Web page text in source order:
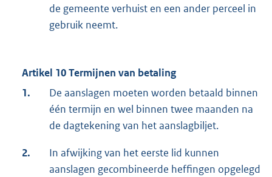
de gemeente verhuist en een ander perceel in
gebruik neemt.
Artikel 10 Termijnen van betaling
1.
De aanslagen moeten worden betaald binnen
één termijn en wel binnen twee maanden na
de dagtekening van het aanslagbiljet.
2.
In afwijking van het eerste lid kunnen
aanslagen gecombineerde heffingen opgelegd